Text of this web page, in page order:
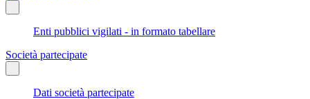
Enti pubblici vigilati - in formato tabellare
Società partecipate
Dati società partecipate